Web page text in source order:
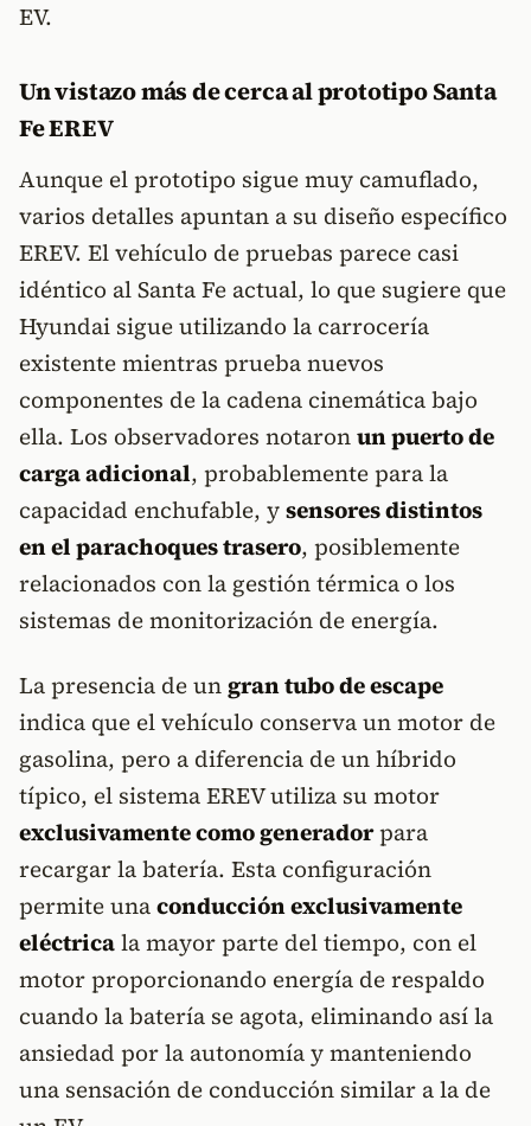
EV.
Un vistazo más de cerca al prototipo Santa
Fe EREV
Aunque el prototipo sigue muy camuflado,
varios detalles apuntan a su diseño específico
EREV. El vehículo de pruebas parece casi
idéntico al Santa Fe actual, lo que sugiere que
Hyundai sigue utilizando la carrocería
existente mientras prueba nuevos
componentes de la cadena cinemática bajo
ella. Los observadores notaronun puerto de
carga adicional, probablemente para la
capacidad enchufable, ysensores distintos
en el parachoques trasero, posiblemente
relacionados con la gestión térmica o los
sistemas de monitorización de energía.
La presencia de ungran tubo de escape
indica que el vehículo conserva un motor de
gasolina, pero a diferencia de un híbrido
típico, el sistema EREV utiliza su motor
exclusivamente como generadorpara
recargar la batería. Esta configuración
permite unaconducción exclusivamente
eléctricala mayor parte del tiempo, con el
motor proporcionando energía de respaldo
cuando la batería se agota, eliminando así la
ansiedad por la autonomía y manteniendo
una sensación de conducción similar a la de